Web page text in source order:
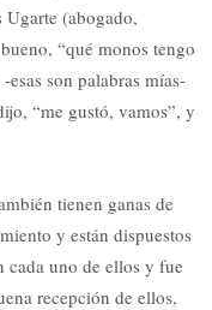
(abogado,
“qué monos tengo
son palabras mías-
“me gustó, vamos”, y
tienen ganas de
y están dispuestos
cada uno de ellos y fue
recepción de ellos,